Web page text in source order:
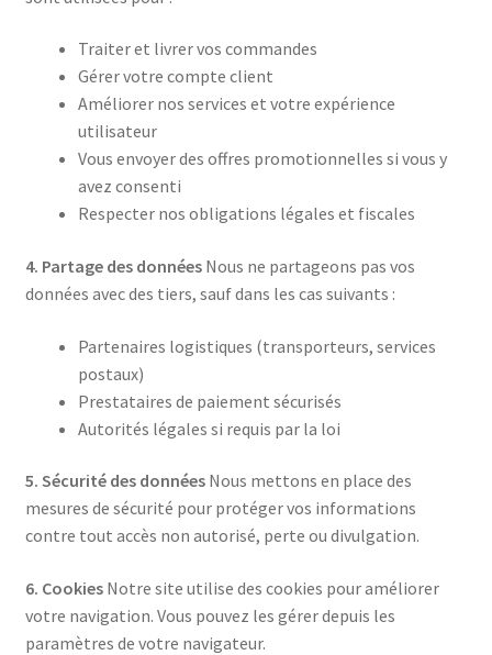
Traiter et livrer vos commandes
Gérer votre compte client
Améliorer nos services et votre expérience
utilisateur
Vous envoyer des offres promotionnelles si vous y
avez consenti
Respecter nos obligations légales et fiscales
4. Partage des donnéesNous ne partageons pas vos
données avec des tiers, sauf dans les cas suivants :
Partenaires logistiques (transporteurs, services
postaux)
Prestataires de paiement sécurisés
Autorités légales si requis par la loi
5. Sécurité des donnéesNous mettons en place des
mesures de sécurité pour protéger vos informations
contre tout accès non autorisé, perte ou divulgation.
6. CookiesNotre site utilise des cookies pour améliorer
votre navigation. Vous pouvez les gérer depuis les
paramètres de votre navigateur.